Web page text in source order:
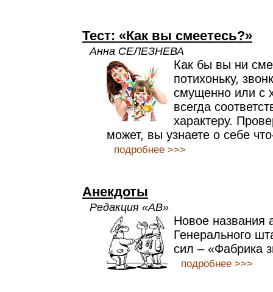
Тест: «Как вы смеетесь?»
Анна СЕЛЕЗНЕВА
Как бы вы ни
потихоньку,
смущенно или с
всегда
характеру.
может, вы узнаете о себе
подробнее >>>
Анекдоты
Редакция «АВ»
Новое названия
Генерального
сил – «Фабрика
подробнее >>>